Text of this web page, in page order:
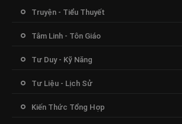
Truyện - Tiểu Thuyết
Tâm Linh - Tôn Giáo
Tư Duy - Kỹ Năng
Tư Liệu - Lịch Sử
Kiến Thức Tổng Hợp